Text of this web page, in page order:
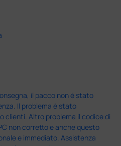
il pacco non è stato
Il problema è stato
clienti. Altro problema il codice di
non corretto e anche questo
e immediato. Assistenza